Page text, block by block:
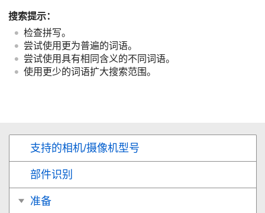
搜索提示：
检查拼写。
尝试使用更为普遍的词语。
尝试使用具有相同含义的不同词语。
使用更少的词语扩大搜索范围。
支持的相机/摄像机型号
部件识别
准备